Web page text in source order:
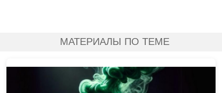
МАТЕРИАЛЫ ПО ТЕМЕ